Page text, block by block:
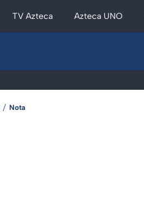
TV Azteca Azteca UNO
Nota